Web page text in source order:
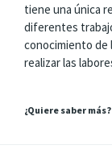
tiene una única
diferentes
conocimiento de
realizar las
¿Quiere saber más?